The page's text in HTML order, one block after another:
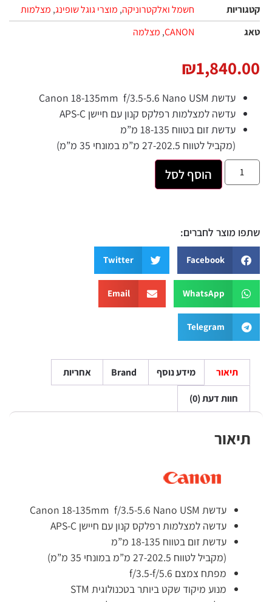
קטגוריות
חשמל ואלקטרוניקה, מוצרי גוגל שופינג, מצלמות‏
טאג
CANON
, מצלמה
₪1,840.00
עדשת Canon 18-135mm f/3.5-5.6 Nano USM
עדשה למצלמות רפלקס קנון עם חיישן APS-C
עדשת זום בטווח 18-135 מ”מ
(מקביל לטווח 27-202.5 מ”מ במונחי 35 מ”מ)
הוסף לסל
שתפו מוצר לחברים:
Facebook
Twitter
WhatsApp
Email
Telegram
תיאור מידע נוסף Brand אחריות
חוות דעת (0)
תיאור
עדשת Canon 18-135mm f/3.5-5.6 Nano USM
עדשה למצלמות רפלקס קנון עם חיישן APS-C
עדשת זום בטווח 18-135 מ”מ
(מקביל לטווח 27-202.5 מ”מ במונחי 35 מ”מ)
מפתח צמצם f/3.5-f/5.6
מנוע מיקוד שקט ביותר בטכנולוגית STM